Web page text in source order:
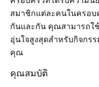
สมาชิกแต่ละคนในครอบ
กันและกัน คุณสามารถใ
อุ่นใจสูงสุดสำหรับกิจก
คุณ
คุณสมบัติ